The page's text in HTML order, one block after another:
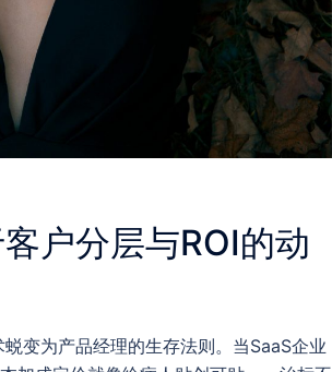
户分层与ROI的动
变为产品经理的生存法则。当SaaS企业